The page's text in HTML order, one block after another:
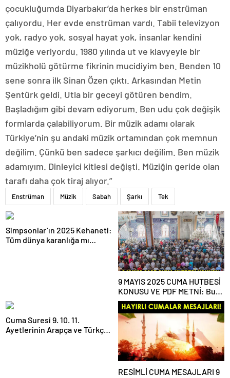
çocukluğumda Diyarbakır’da herkes bir enstrüman
çalıyordu. Her evde enstrüman vardı. Tabii televizyon
yok, radyo yok, sosyal hayat yok, insanlar kendini
müziğe veriyordu. 1980 yılında ut ve klavyeyle bir
müzikholü götürme fikrinin mucidiyim ben. Benden 10
sene sonra ilk Sinan Özen çıktı. Arkasından Metin
Şentürk geldi. Utla bir geceyi götüren bendim.
Başladığım gibi devam ediyorum. Ben udu çok değişik
formlarda çalabiliyorum. Bir müzik adamı olarak
Türkiye’nin şu andaki müzik ortamından çok memnun
değilim. Çünkü ben sadece şarkıcı değilim. Ben müzik
adamıyım. Dinleyici kitlesi değişti. Müziğin geride olan
tarafı daha çok tiraj alıyor.”
Enstrüman Müzik Sabah Şarkı Tek
Simpsonlar’ın 2025 Kehaneti:
Tüm dünya karanlığa mı
9 MAYIS 2025 CUMA HUTBESİ
KONUSU VE PDF METNİ: Bu
haftaki Cuma hutbesi konusu
ne?
Cuma Suresi 9. 10. 11.
Ayetlerinin Arapça ve Türkçe
RESİMLİ CUMA MESAJLARI 9